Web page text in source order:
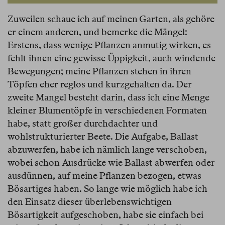
Zuweilen schaue ich auf meinen Garten, als gehöre
er einem anderen, und bemerke die Mängel:
Erstens, dass wenige Pflanzen anmutig wirken, es
fehlt ihnen eine gewisse Üppigkeit, auch windende
Bewegungen; meine Pflanzen stehen in ihren
Töpfen eher reglos und kurzgehalten da. Der
zweite Mangel besteht darin, dass ich eine Menge
kleiner Blumentöpfe in verschiedenen Formaten
habe, statt großer durchdachter und
wohlstrukturierter Beete. Die Aufgabe, Ballast
abzuwerfen, habe ich nämlich lange verschoben,
wobei schon Ausdrücke wie Ballast abwerfen oder
ausdünnen, auf meine Pflanzen bezogen, etwas
Bösartiges haben. So lange wie möglich habe ich
den Einsatz dieser überlebenswichtigen
Bösartigkeit aufgeschoben, habe sie einfach bei